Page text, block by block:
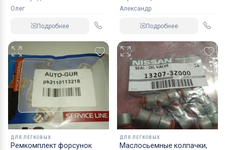
Олег
Подробнее
Александр
Подробнее
ДЛЯ ЛЕГКОВЫХ
Ремкомплект форсунок
ДЛЯ ЛЕГКОВЫХ
Маслосьемные колпачки,